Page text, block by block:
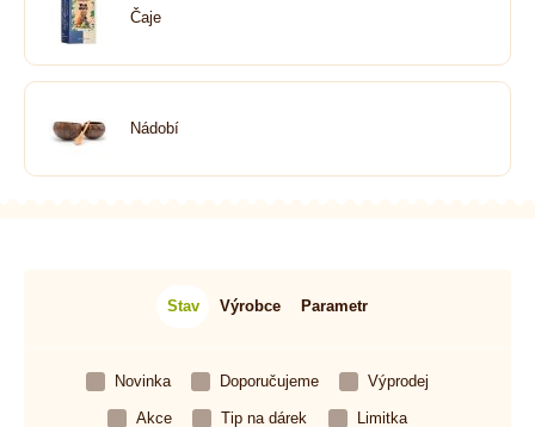
Čaje
Nádobí
Stav Výrobce Parametr
Novinka Doporučujeme Výprodej
Akce Tip na dárek Limitka